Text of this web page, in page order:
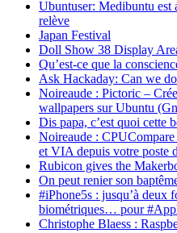
Ubuntuser: Medibuntu est
relève
Japan Festival
Doll Show 38 Display
Qu’est-ce que la
Ask Hackaday: Can we
Noireaude : Pictoric –
wallpapers sur Ubuntu
Dis papa, c’est quoi cette
Noireaude :
et VIA depuis votre poste
Rubicon gives the
On peut renier son
#iPhone5s : jusqu’à deux
biométriques… pour
Christophe Blaess :